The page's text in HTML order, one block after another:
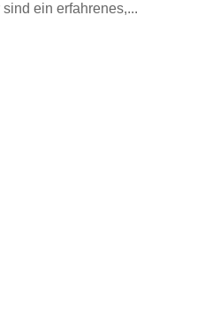
ein erfahrenes,...